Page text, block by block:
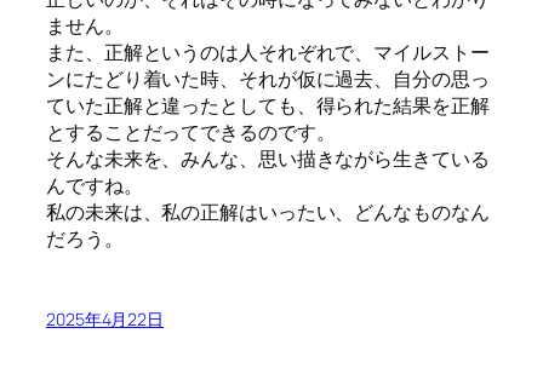
ません。
また、正解というのは人それぞれで、マイルストー
ンにたどり着いた時、それが仮に過去、自分の思っ
ていた正解と違ったとしても、得られた結果を正解
とすることだってできるのです。
そんな未来を、みんな、思い描きながら生きている
んですね。
私の未来は、私の正解はいったい、どんなものなん
だろう。
2025年4月22日